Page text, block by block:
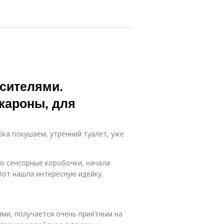
для
покушаем, утренний туалет, уже
сенсорные коробочки, начала
нашла интересную идейку,
получается очень приятным на